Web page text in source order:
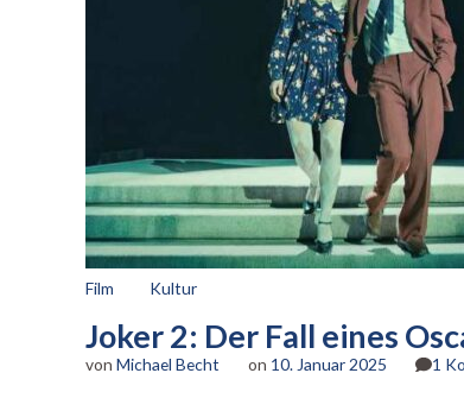
Film Kultur
Joker 2: Der Fall eines
von Michael Becht on 10. Januar 2025 1